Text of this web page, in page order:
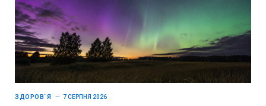
ЗДОРОВ`Я 7 СЕРПНЯ 2026